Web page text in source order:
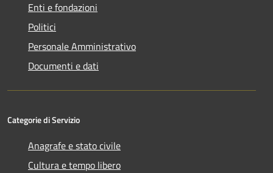
Enti e fondazioni
Politici
Personale Amministrativo
Documenti e dati
Categorie di Servizio
Anagrafe e stato civile
Cultura e tempo libero